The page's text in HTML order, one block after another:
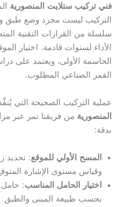
فني تركيب ستلايت المنصورية
التركيب ليست مجرد وضع طبق
سلسلة من القرارات التقنية
الأداء لسنوات قادمة. اختيار
الحاسمة الأولى، ويعتمد على
القمر الصناعي المطلوب.
عملية التركيب الصحيحة التي
المنصورية من فريقنا تمر عبر
بدقة:
المسح الأولي للموقع: تحديد
وقياس مستوى الإشارة
اختيار الحامل المناسب: حامل
بحسب طبيعة المبنى والطبق